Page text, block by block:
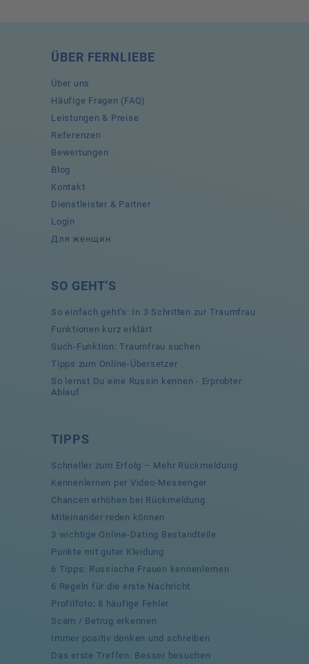
ÜBER FERNLIEBE
Über uns
Häufige Fragen (FAQ)
Leistungen & Preise
Referenzen
Bewertungen
Blog
Kontakt
Dienstleister & Partner
Login
Для женщин
SO GEHT'S
So einfach geht's: In 3 Schritten zur Traumfrau
Funktionen kurz erklärt
Such-Funktion: Traumfrau suchen
Tipps zum Online-Übersetzer
So lernst Du eine Russin kennen - Erprobter
Ablauf
TIPPS
Schneller zum Erfolg – Mehr Rückmeldung
Kennenlernen per Video-Messenger
Chancen erhöhen bei Rückmeldung
Miteinander reden können
3 wichtige Online-Dating Bestandteile
Punkte mit guter Kleidung
6 Tipps: Russische Frauen kennenlernen
6 Regeln für die erste Nachricht
Profilfoto: 8 häufige Fehler
Scam / Betrug erkennen
Immer positiv denken und schreiben
Das erste Treffen: Besser besuchen